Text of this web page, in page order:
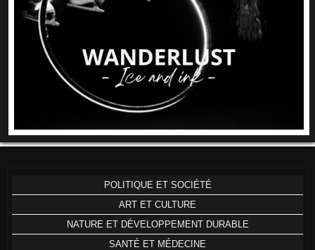
POLITIQUE ET SOCIÉTÉ
ART ET CULTURE
NATURE ET DÉVELOPPEMENT DURABLE
SANTÉ ET MÉDECINE